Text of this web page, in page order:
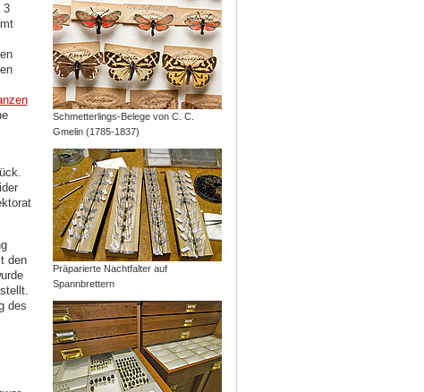
3
den
des
Schmetterlings-Belege von C. C.
Gmelin (1785-1837)
Präparierte Nachtfalter auf
Spannbrettern